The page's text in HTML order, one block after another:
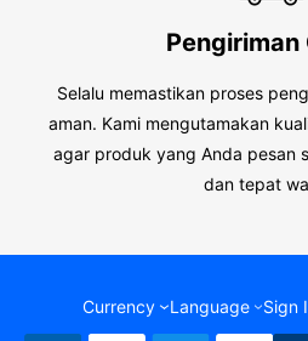
Pengiriman
Selalu memastikan proses
aman. Kami mengutamakan
agar produk yang Anda pesan
dan tepat
Currency Language Sign